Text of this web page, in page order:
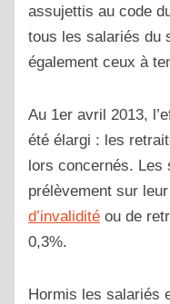
assujettis au code
tous les salariés du
également ceux à
Au 1er avril 2013,
été élargi : les
lors concernés. Les
prélèvement sur
d’invalidité ou de
0,3%.
Hormis les salariés